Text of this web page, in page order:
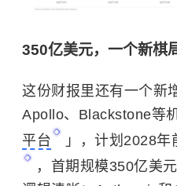
350亿美元，一个新棋
这份财报里还有一个新
Apollo、Blackstone等
平台
」，计划2028
，首期规模350亿美